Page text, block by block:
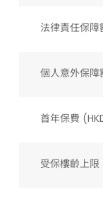
法律責任保障
個人意外保障
首年保費
受保樓齡上限